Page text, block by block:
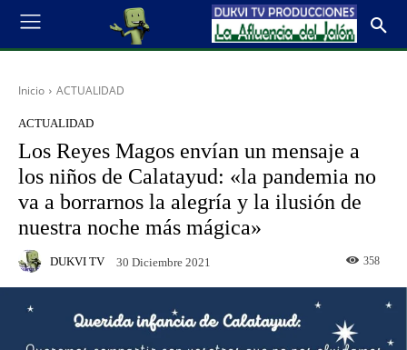
Inicio ACTUALIDAD
ACTUALIDAD
Los Reyes Magos envían un mensaje a
los niños de Calatayud: «la pandemia no
va a borrarnos la alegría y la ilusión de
nuestra noche más mágica»
DUKVI TV 30 Diciembre 2021 358